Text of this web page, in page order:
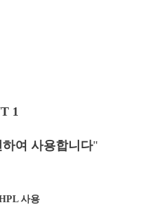
1
여 사용합니다"
사용